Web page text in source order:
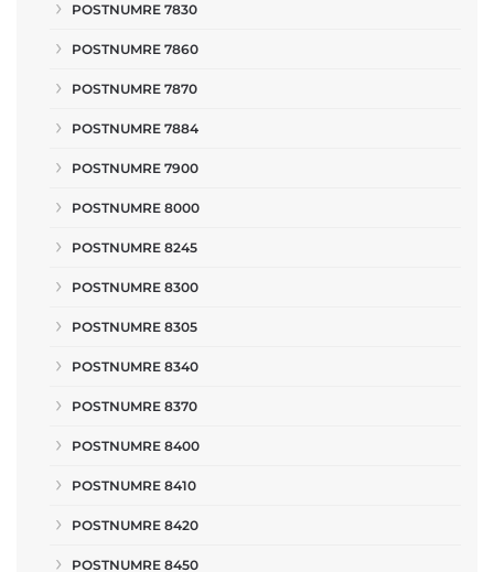
POSTNUMRE 7830
POSTNUMRE 7860
POSTNUMRE 7870
POSTNUMRE 7884
POSTNUMRE 7900
POSTNUMRE 8000
POSTNUMRE 8245
POSTNUMRE 8300
POSTNUMRE 8305
POSTNUMRE 8340
POSTNUMRE 8370
POSTNUMRE 8400
POSTNUMRE 8410
POSTNUMRE 8420
POSTNUMRE 8450